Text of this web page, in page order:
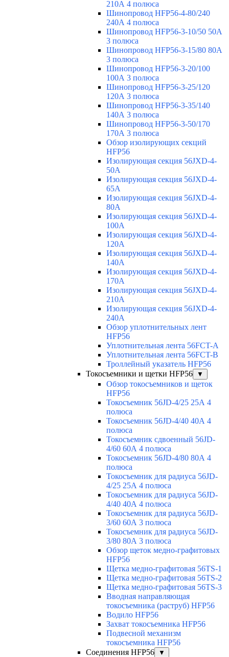
210А 4 полюса
Шинопровод HFP56-4-80/240
240А 4 полюса
Шинопровод HFP56-3-10/50 50А
3 полюса
Шинопровод HFP56-3-15/80 80А
3 полюса
Шинопровод HFP56-3-20/100
100А 3 полюса
Шинопровод HFP56-3-25/120
120А 3 полюса
Шинопровод HFP56-3-35/140
140А 3 полюса
Шинопровод HFP56-3-50/170
170А 3 полюса
Обзор изолирующих секций
HFP56
Изолирующая секция 56JXD-4-
50A
Изолирующая секция 56JXD-4-
65A
Изолирующая секция 56JXD-4-
80A
Изолирующая секция 56JXD-4-
100A
Изолирующая секция 56JXD-4-
120A
Изолирующая секция 56JXD-4-
140A
Изолирующая секция 56JXD-4-
170A
Изолирующая секция 56JXD-4-
210A
Изолирующая секция 56JXD-4-
240A
Обзор уплотнительных лент
HFP56
Уплотнительная лента 56FCT-A
Уплотнительная лента 56FCT-B
Троллейный указатель HFP56
Токосъемники и щетки HFP56
▼
Обзор токосъемников и щеток
HFP56
Токосъемник 56JD-4/25 25А 4
полюса
Токосъемник 56JD-4/40 40А 4
полюса
Токосъемник сдвоенный 56JD-
4/60 60А 4 полюса
Токосъемник 56JD-4/80 80А 4
полюса
Токосъемник для радиуса 56JD-
4/25 25А 4 полюса
Токосъемник для радиуса 56JD-
4/40 40А 4 полюса
Токосъемник для радиуса 56JD-
3/60 60А 3 полюса
Токосъемник для радиуса 56JD-
3/80 80А 3 полюса
Обзор щеток медно-графитовых
HFP56
Щетка медно-графитовая 56TS-1
Щетка медно-графитовая 56TS-2
Щетка медно-графитовая 56TS-3
Вводная направляющая
токосъемника (раструб) HFP56
Водило HFP56
Захват токосъемника HFP56
Подвесной механизм
токосъемника HFP56
Соединения HFP56
▼